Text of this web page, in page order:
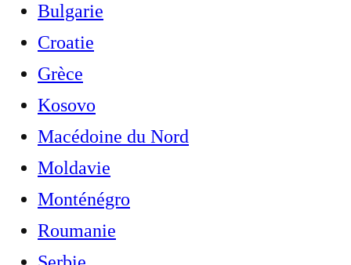
Bulgarie
Croatie
Grèce
Kosovo
Macédoine du Nord
Moldavie
Monténégro
Roumanie